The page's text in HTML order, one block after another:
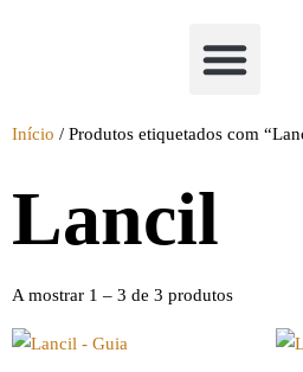
Início / Produtos etiquetados com
Lancil
A mostrar 1 – 3 de 3 produtos